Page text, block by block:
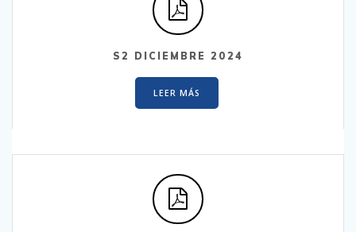
S2 DICIEMBRE 2024
LEER MÁS